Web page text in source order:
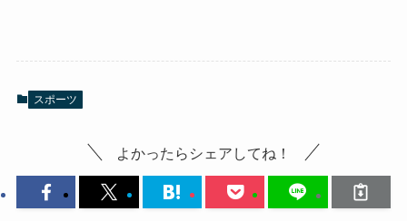
スポーツ
よかったらシェアしてね！